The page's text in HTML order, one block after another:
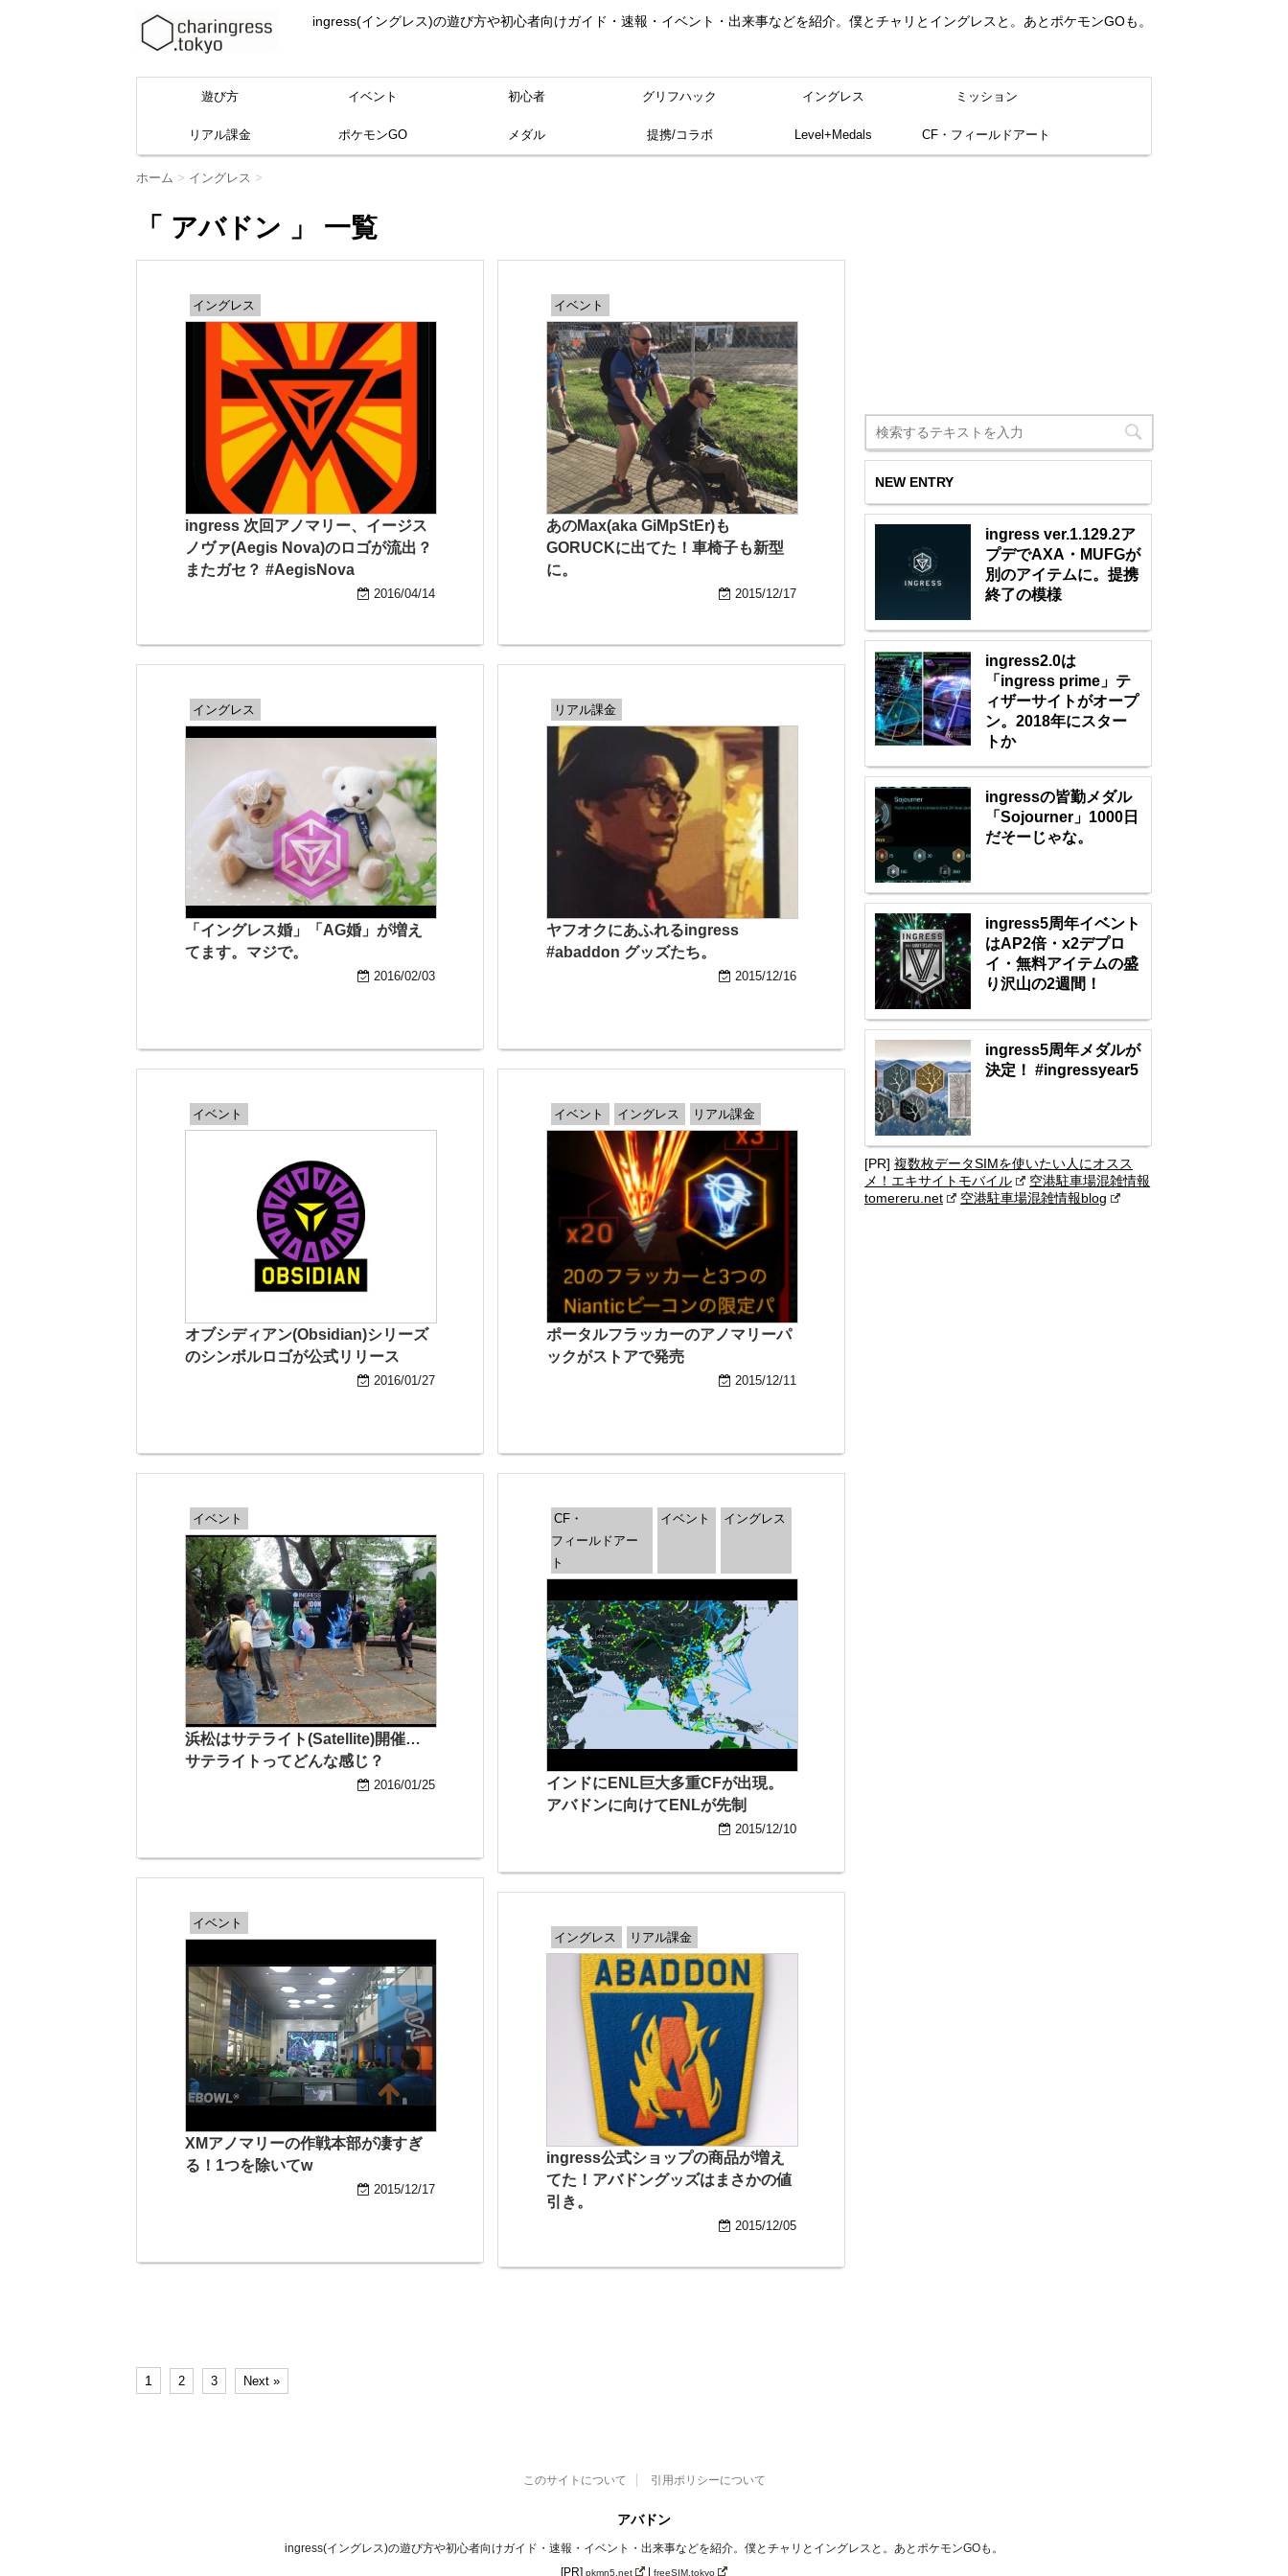
ingress(イングレス)の遊び方や初心者向けガイド・速報・イベント・出来事などを紹介。僕とチャリとイングレスと。あとポケモンGOも。
遊び方 イベント 初心者 グリフハック イングレス ミッション
リアル課金 ポケモンGO メダル 提携/コラボ Level+Medals CF・フィールドアート
ホーム > イングレス >
「 アバドン 」 一覧
イングレス
ingress 次回アノマリー、イージス
ノヴァ(Aegis Nova)のロゴが流出？
またガセ？ #AegisNova
2016/04/14
イングレス
「イングレス婚」「AG婚」が増え
てます。マジで。
2016/02/03
イベント
オブシディアン(Obsidian)シリーズ
のシンボルロゴが公式リリース
2016/01/27
イベント
浜松はサテライト(Satellite)開催…
サテライトってどんな感じ？
2016/01/25
イベント
XMアノマリーの作戦本部が凄すぎ
る！1つを除いてw
2015/12/17
イベント
あのMax(aka GiMpStEr)も
GORUCKに出てた！車椅子も新型
に。
2015/12/17
リアル課金
ヤフオクにあふれるingress
#abaddon グッズたち。
2015/12/16
イベント イングレス リアル課金
ポータルフラッカーのアノマリーパ
ックがストアで発売
2015/12/11
CF・
フィールドアー
ト
イベント イングレス
インドにENL巨大多重CFが出現。
アバドンに向けてENLが先制
2015/12/10
イングレス リアル課金
ingress公式ショップの商品が増え
てた！アバドングッズはまさかの値
引き。
2015/12/05
1 2 3 Next »
NEW ENTRY
ingress ver.1.129.2ア
プデでAXA・MUFGが
別のアイテムに。提携
終了の模様
ingress2.0は
「ingress prime」テ
ィザーサイトがオープ
ン。2018年にスター
トか
ingressの皆勤メダル
「Sojourner」1000日
だそーじゃな。
ingress5周年イベント
はAP2倍・x2デプロ
イ・無料アイテムの盛
り沢山の2週間！
ingress5周年メダルが
決定！ #ingressyear5
[PR] 複数枚データSIMを使いたい人にオスス
メ！エキサイトモバイル
空港駐車場混雑情報
tomereru.net
空港駐車場混雑情報blog
このサイトについて 引用ポリシーについて
アバドン
ingress(イングレス)の遊び方や初心者向けガイド・速報・イベント・出来事などを紹介。僕とチャリとイングレスと。あとポケモンGOも。
[PR]pkmn5.net | freeSIM.tokyo